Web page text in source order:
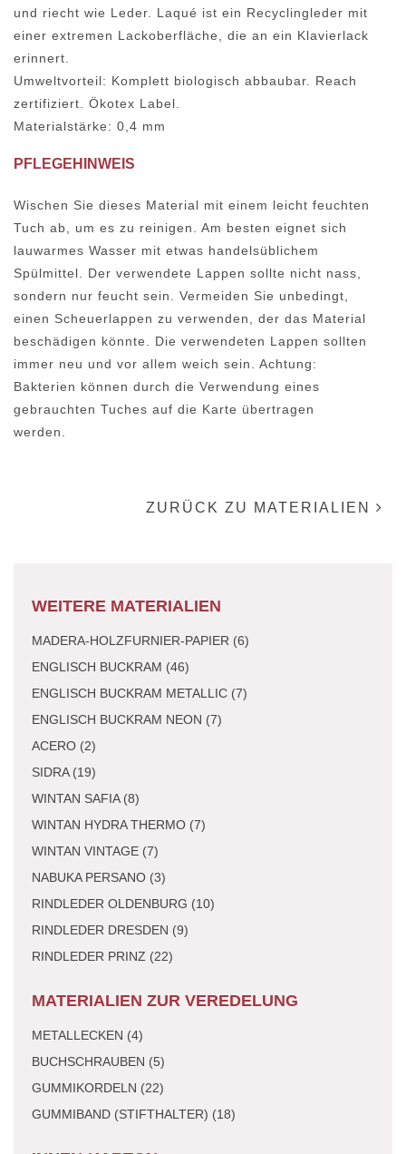
und riecht wie Leder. Laqué ist ein Recyclingleder mit
einer extremen Lackoberfläche, die an ein Klavierlack
erinnert.
Umweltvorteil: Komplett biologisch abbaubar. Reach
zertifiziert. Ökotex Label.
Materialstärke: 0,4 mm
PFLEGEHINWEIS
Wischen Sie dieses Material mit einem leicht feuchten
Tuch ab, um es zu reinigen. Am besten eignet sich
lauwarmes Wasser mit etwas handelsüblichem
Spülmittel. Der verwendete Lappen sollte nicht nass,
sondern nur feucht sein. Vermeiden Sie unbedingt,
einen Scheuerlappen zu verwenden, der das Material
beschädigen könnte. Die verwendeten Lappen sollten
immer neu und vor allem weich sein. Achtung:
Bakterien können durch die Verwendung eines
gebrauchten Tuches auf die Karte übertragen
werden.
ZURÜCK ZU MATERIALIEN
WEITERE MATERIALIEN
MADERA-HOLZFURNIER-PAPIER (6)
ENGLISCH BUCKRAM (46)
ENGLISCH BUCKRAM METALLIC (7)
ENGLISCH BUCKRAM NEON (7)
ACERO (2)
SIDRA (19)
WINTAN SAFIA (8)
WINTAN HYDRA THERMO (7)
WINTAN VINTAGE (7)
NABUKA PERSANO (3)
RINDLEDER OLDENBURG (10)
RINDLEDER DRESDEN (9)
RINDLEDER PRINZ (22)
MATERIALIEN ZUR VEREDELUNG
METALLECKEN (4)
BUCHSCHRAUBEN (5)
GUMMIKORDELN (22)
GUMMIBAND (STIFTHALTER) (18)